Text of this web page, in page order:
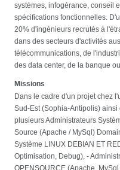
systèmes, infogérance, conseil
spécifications fonctionnelles.
20% d'ingénieurs recrutés à
dans des secteurs d'activités
télécommunications, de
des data center, de la banque
Missions
Dans le cadre d'un projet chez
Sud-Est (Sophia-Antipolis)
plusieurs Administrateurs
Source (Apache / MySql)
Système LINUX DEBIAN ET
Optimisation, Debug), -
OPENSOURCE (Apache,